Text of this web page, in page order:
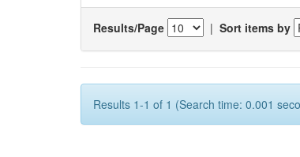
Results/Page | Sort items by
Results 1-1 of 1 (Search time: 0.001